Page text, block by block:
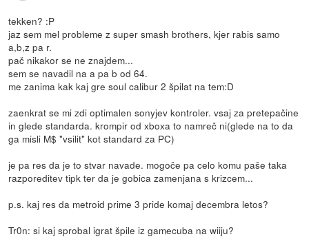
tekken? :P
jaz sem mel probleme z super smash brothers, kjer rabis samo
a,b,z pa r.
pač nikakor se ne znajdem...
sem se navadil na a pa b od 64.
me zanima kak kaj gre soul calibur 2 špilat na tem:D
zaenkrat se mi zdi optimalen sonyjev kontroler. vsaj za pretepačine
in glede standarda. krompir od xboxa to namreč ni(glede na to da
ga misli M$ "vsilit" kot standard za PC)
je pa res da je to stvar navade. mogoče pa celo komu paše taka
razporeditev tipk ter da je gobica zamenjana s krizcem...
p.s. kaj res da metroid prime 3 pride komaj decembra letos?
Tr0n: si kaj sprobal igrat špile iz gamecuba na wiiju?